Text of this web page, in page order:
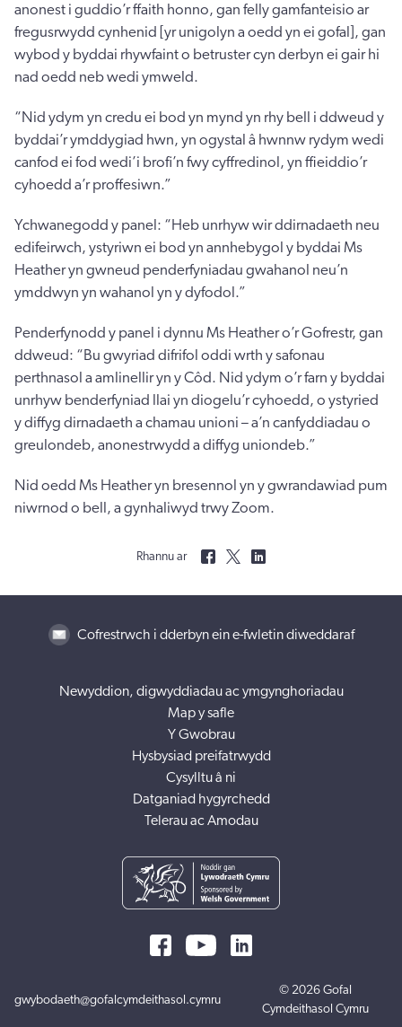
anonest i guddio’r ffaith honno, gan felly gamfanteisio ar
fregusrwydd cynhenid [yr unigolyn a oedd yn ei gofal], gan
wybod y byddai rhywfaint o betruster cyn derbyn ei gair hi
nad oedd neb wedi ymweld.
“Nid ydym yn credu ei bod yn mynd yn rhy bell i ddweud y
byddai’r ymddygiad hwn, yn ogystal â hwnnw rydym wedi
canfod ei fod wedi’i brofi’n fwy cyffredinol, yn ffieiddio’r
cyhoedd a’r proffesiwn.”
Ychwanegodd y panel: “Heb unrhyw wir ddirnadaeth neu
edifeirwch, ystyriwn ei bod yn annhebygol y byddai Ms
Heather yn gwneud penderfyniadau gwahanol neu’n
ymddwyn yn wahanol yn y dyfodol.”
Penderfynodd y panel i dynnu Ms Heather o’r Gofrestr, gan
ddweud: “Bu gwyriad difrifol oddi wrth y safonau
perthnasol a amlinellir yn y Côd. Nid ydym o’r farn y byddai
unrhyw benderfyniad llai yn diogelu’r cyhoedd, o ystyried
y diffyg dirnadaeth a chamau unioni – a’n canfyddiadau o
greulondeb, anonestrwydd a diffyg uniondeb.”
Nid oedd Ms Heather yn bresennol yn y gwrandawiad pum
niwrnod o bell, a gynhaliwyd trwy Zoom.
Rhannu ar
Cofrestrwch i dderbyn ein e-fwletin diweddaraf
Newyddion, digwyddiadau ac ymgynghoriadau
Map y safle
Y Gwobrau
Hysbysiad preifatrwydd
Cysylltu â ni
Datganiad hygyrchedd
Telerau ac Amodau
gwybodaeth@gofalcymdeithasol.cymru
© 2026 Gofal
Cymdeithasol Cymru